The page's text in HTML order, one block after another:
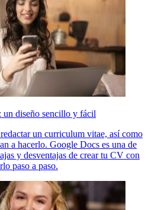
diseño sencillo y fácil
un curriculum vitae, así como
a hacerlo. Google Docs es una de
y desventajas de crear tu CV con
paso a paso.